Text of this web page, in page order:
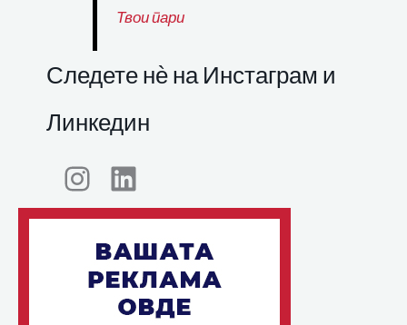
Твои пари
Следете нѐ на Инстаграм и
Линкедин